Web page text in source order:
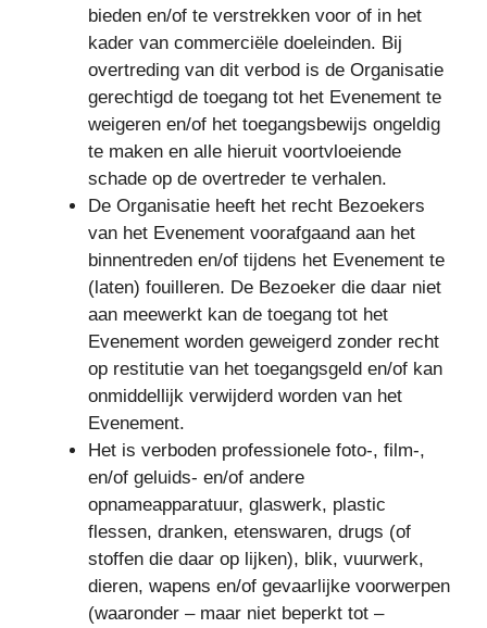
bieden en/of te verstrekken voor of in het
kader van commerciële doeleinden. Bij
overtreding van dit verbod is de Organisatie
gerechtigd de toegang tot het Evenement te
weigeren en/of het toegangsbewijs ongeldig
te maken en alle hieruit voortvloeiende
schade op de overtreder te verhalen.
De Organisatie heeft het recht Bezoekers
van het Evenement voorafgaand aan het
binnentreden en/of tijdens het Evenement te
(laten) fouilleren. De Bezoeker die daar niet
aan meewerkt kan de toegang tot het
Evenement worden geweigerd zonder recht
op restitutie van het toegangsgeld en/of kan
onmiddellijk verwijderd worden van het
Evenement.
Het is verboden professionele foto-, film-,
en/of geluids- en/of andere
opnameapparatuur, glaswerk, plastic
flessen, dranken, etenswaren, drugs (of
stoffen die daar op lijken), blik, vuurwerk,
dieren, wapens en/of gevaarlijke voorwerpen
(waaronder – maar niet beperkt tot –